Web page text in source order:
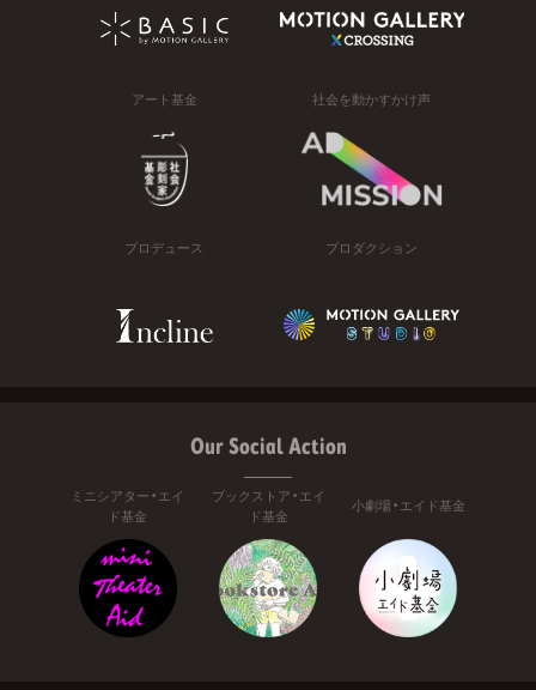
アート基金 社会を動かすかけ声
プロデュース プロダクション
Our Social Action
ミニシアター・エイ
ド基金
ブックストア・エイ
ド基金
小劇場・エイド基金